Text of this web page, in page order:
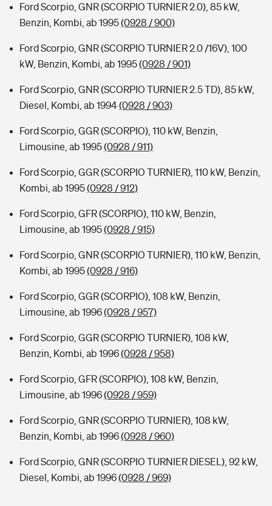
Ford Scorpio, GNR (SCORPIO TURNIER 2.0), 85 kW,
Benzin, Kombi, ab 1995(0928 / 900)
Ford Scorpio, GNR (SCORPIO TURNIER 2.0 /16V), 100
kW, Benzin, Kombi, ab 1995(0928 / 901)
Ford Scorpio, GNR (SCORPIO TURNIER 2.5 TD), 85 kW,
Diesel, Kombi, ab 1994(0928 / 903)
Ford Scorpio, GGR (SCORPIO), 110 kW, Benzin,
Limousine, ab 1995(0928 / 911)
Ford Scorpio, GGR (SCORPIO TURNIER), 110 kW, Benzin,
Kombi, ab 1995(0928 / 912)
Ford Scorpio, GFR (SCORPIO), 110 kW, Benzin,
Limousine, ab 1995(0928 / 915)
Ford Scorpio, GNR (SCORPIO TURNIER), 110 kW, Benzin,
Kombi, ab 1995(0928 / 916)
Ford Scorpio, GGR (SCORPIO), 108 kW, Benzin,
Limousine, ab 1996(0928 / 957)
Ford Scorpio, GGR (SCORPIO TURNIER), 108 kW,
Benzin, Kombi, ab 1996(0928 / 958)
Ford Scorpio, GFR (SCORPIO), 108 kW, Benzin,
Limousine, ab 1996(0928 / 959)
Ford Scorpio, GNR (SCORPIO TURNIER), 108 kW,
Benzin, Kombi, ab 1996(0928 / 960)
Ford Scorpio, GNR (SCORPIO TURNIER DIESEL), 92 kW,
Diesel, Kombi, ab 1996(0928 / 969)